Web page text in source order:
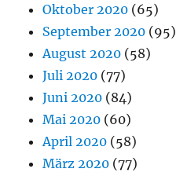
Oktober 2020 (65)
September 2020 (95)
August 2020 (58)
Juli 2020 (77)
Juni 2020 (84)
Mai 2020 (60)
April 2020 (58)
März 2020 (77)